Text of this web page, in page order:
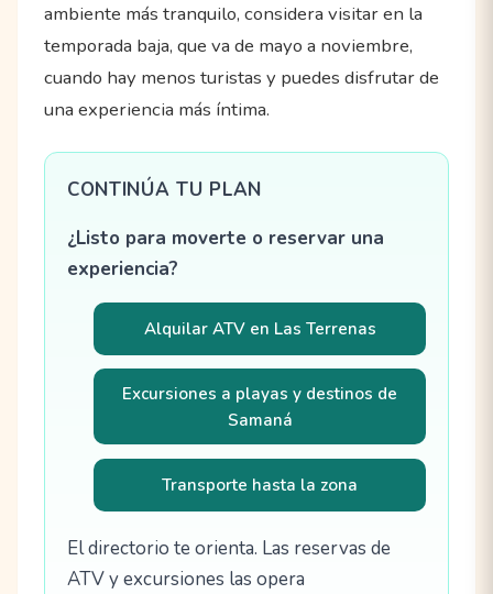
ambiente más tranquilo, considera visitar en la
temporada baja, que va de mayo a noviembre,
cuando hay menos turistas y puedes disfrutar de
una experiencia más íntima.
CONTINÚA TU PLAN
¿Listo para moverte o reservar una
experiencia?
Alquilar ATV en Las Terrenas
Excursiones a playas y destinos de
Samaná
Transporte hasta la zona
El directorio te orienta. Las reservas de
ATV y excursiones las opera